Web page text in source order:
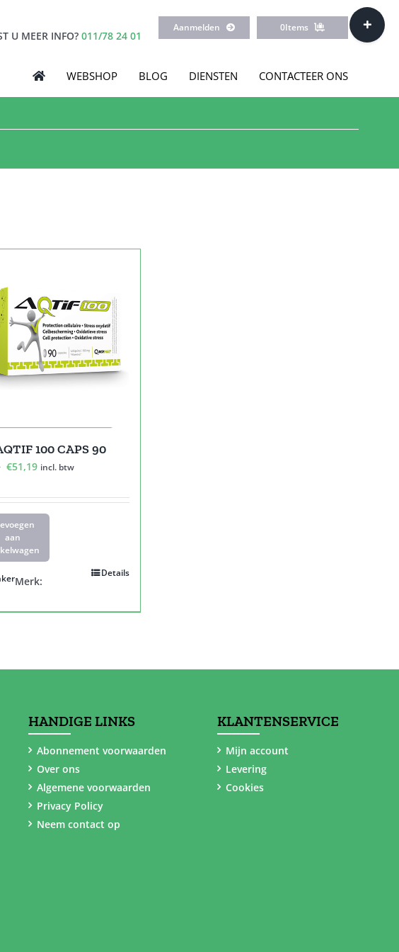
U MEER INFO? 011/78 24 01
Aanmelden 0Items
WEBSHOP BLOG DIENSTEN CONTACTEER ONS
100 CAPS 90
Oorspronkelijke
was:
€51,19Huidige
is:
€51,19.
incl. btw
aan
Details
Merk:
HANDIGE LINKS
Abonnement voorwaarden
Over ons
Algemene voorwaarden
Privacy Policy
Neem contact op
KLANTENSERVICE
Mijn account
Levering
Cookies
Toggle
Sliding